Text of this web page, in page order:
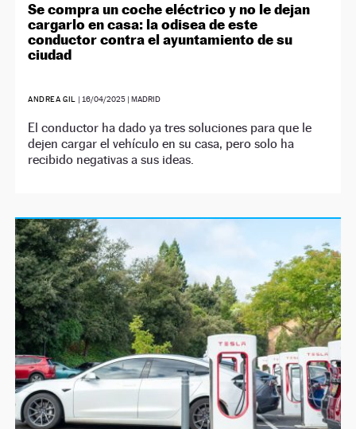
Se compra un coche eléctrico y no le dejan
cargarlo en casa: la odisea de este
conductor contra el ayuntamiento de su
ciudad
ANDREA GIL | 16/04/2025| MADRID
El conductor ha dado ya tres soluciones para que le
dejen cargar el vehículo en su casa, pero solo ha
recibido negativas a sus ideas.